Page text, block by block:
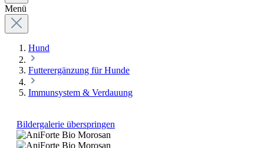
Menü
Hund
Futterergänzung für Hunde
Immunsystem & Verdauung
Bildergalerie überspringen